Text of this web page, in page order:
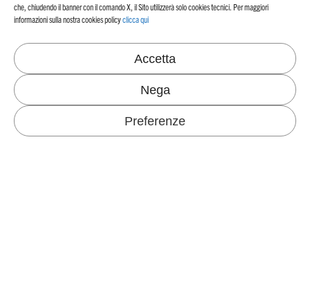
che, chiudendo il banner con il comando X, il Sito utilizzerà solo cookies tecnici. Per maggiori
informazioni sulla nostra cookies policyclicca qui
Accetta
Nega
Preferenze
Our Echosystem
Energia ed emissioni di CO2
Consumi idrici
LAVORARE IN FAVINI
CONTATTACI